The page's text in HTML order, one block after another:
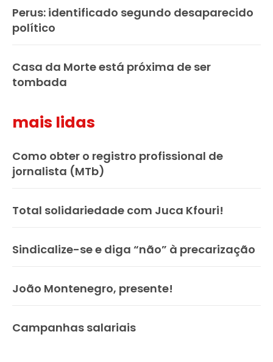
Perus: identificado segundo desaparecido
político
Casa da Morte está próxima de ser
tombada
mais lidas
Como obter o registro profissional de
jornalista (MTb)
Total solidariedade com Juca Kfouri!
Sindicalize-se e diga “não” à precarização
João Montenegro, presente!
Campanhas salariais